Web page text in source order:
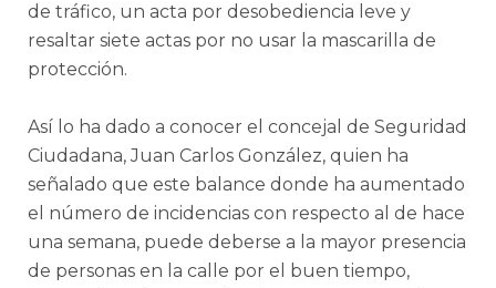
de tráfico, un acta por desobediencia leve y
resaltar siete actas por no usar la mascarilla de
protección.
Así lo ha dado a conocer el concejal de Seguridad
Ciudadana, Juan Carlos González, quien ha
señalado que este balance donde ha aumentado
el número de incidencias con respecto al de hace
una semana, puede deberse a la mayor presencia
de personas en la calle por el buen tiempo,